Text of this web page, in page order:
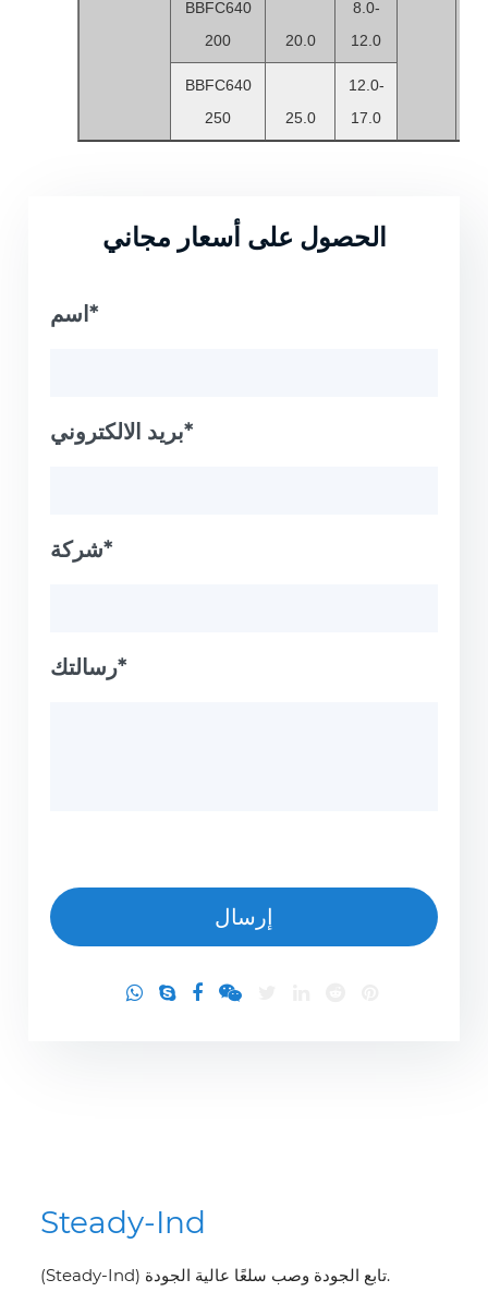
BBFC640
200
20.0
8.0-
12.0
BBFC640
250
25.0
12.0-
17.0
الحصول على أسعار مجاني
اسم*
بريد الالكتروني*
شركة*
رسالتك*
Steady-Ind
(Steady-Ind) تابع الجودة وصب سلعًا عالية الجودة.